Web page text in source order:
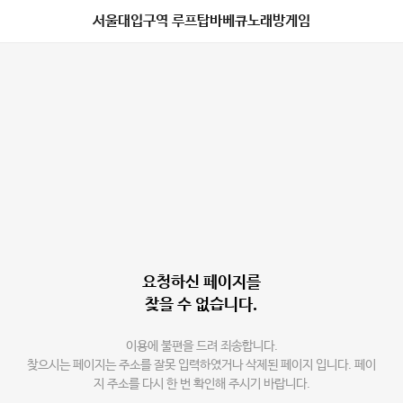
서울대입구역 루프탑바베큐노래방게임
요청하신 페이지를
찾을 수 없습니다.
이용에 불편을 드려 죄송합니다.
찾으시는 페이지는 주소를 잘못 입력하였거나 삭제된 페이지 입니다. 페이
지 주소를 다시 한 번 확인해 주시기 바랍니다.